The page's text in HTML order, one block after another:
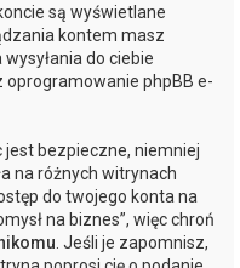
są wyświetlane
kontem masz
do ciebie
phpBB e-
jest bezpieczne, niemniej
na różnych witrynach
do twojego konta na
na biznes”, więc chroń
. Jeśli je zapomnisz,